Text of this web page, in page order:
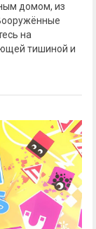
домом, из
на
тишиной и